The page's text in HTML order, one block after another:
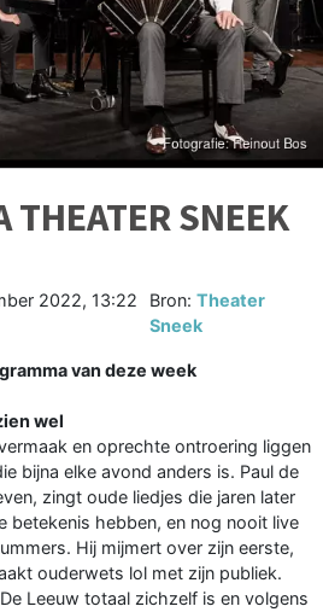
THEATER SNEEK
2022, 13:22
Bron: Theater
Sneek
van deze week
wel
en oprechte ontroering liggen
bijna elke avond anders is. Paul de
zingt oude liedjes die jaren later
betekenis hebben, en nog nooit live
Hij mijmert over zijn eerste,
ouderwets lol met zijn publiek.
Leeuw totaal zichzelf is en volgens